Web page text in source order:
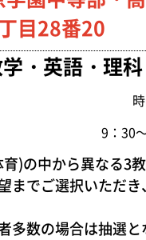
目28番20
・英語・理
9：30
)の中から異なる3
でご選択いただき、
数の場合は抽選と